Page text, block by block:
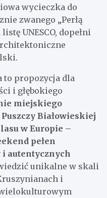
wycieczka do
zwanego „Perłą
UNESCO, dopełni
to propozycja dla
i głębokiego
miejskiego
Białowieskiej
w Europie –
pełen
autentycznych
unikalne w skali
i